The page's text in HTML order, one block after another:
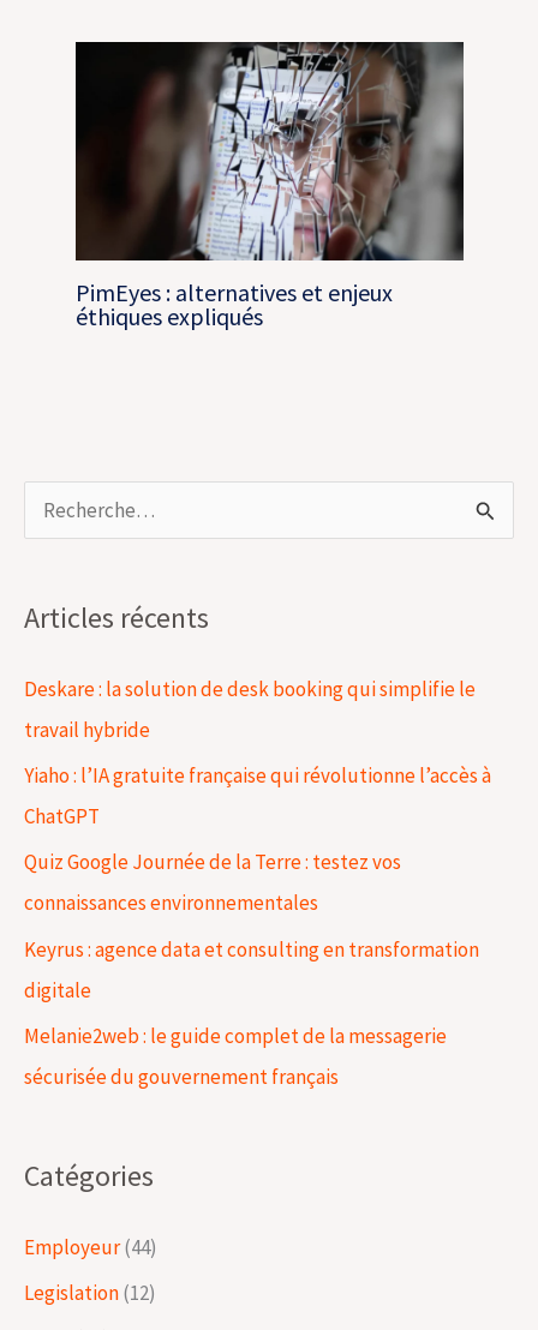
PimEyes : alternatives et enjeux
éthiques expliqués
e
h
r
c
h
e
r
:
Articles récents
Deskare : la solution de desk booking qui simplifie le
travail hybride
Yiaho : l’IA gratuite française qui révolutionne l’accès à
ChatGPT
Quiz Google Journée de la Terre : testez vos
connaissances environnementales
Keyrus : agence data et consulting en transformation
digitale
Melanie2web : le guide complet de la messagerie
sécurisée du gouvernement français
Catégories
Employeur(44)
Legislation(12)